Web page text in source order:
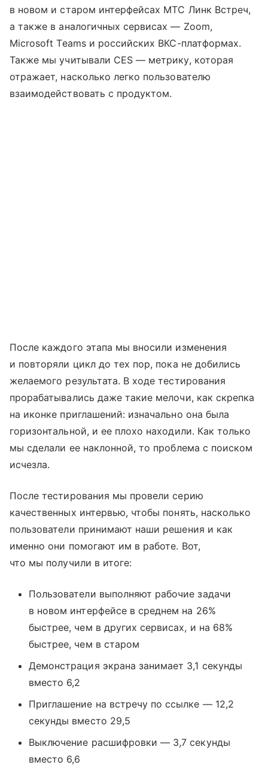
в новом и старом интерфейсах МТС Линк Встреч,
а также в аналогичных сервисах — Zoom,
Microsoft Teams и российских ВКС-платформах.
Также мы учитывали CES — метрику, которая
отражает, насколько легко пользователю
взаимодействовать с продуктом.
После каждого этапа мы вносили изменения
и повторяли цикл до тех пор, пока не добились
желаемого результата. В ходе тестирования
прорабатывались даже такие мелочи, как скрепка
на иконке приглашений: изначально она была
горизонтальной, и ее плохо находили. Как только
мы сделали ее наклонной, то проблема с поиском
исчезла.
После тестирования мы провели серию
качественных интервью, чтобы понять, насколько
пользователи принимают наши решения и как
именно они помогают им в работе. Вот,
что мы получили в итоге:
Пользователи выполняют рабочие задачи
в новом интерфейсе в среднем на 26%
быстрее, чем в других сервисах, и на 68%
быстрее, чем в старом
Демонстрация экрана занимает 3,1 секунды
вместо 6,2
Приглашение на встречу по ссылке — 12,2
секунды вместо 29,5
Выключение расшифровки — 3,7 секунды
вместо 6,6